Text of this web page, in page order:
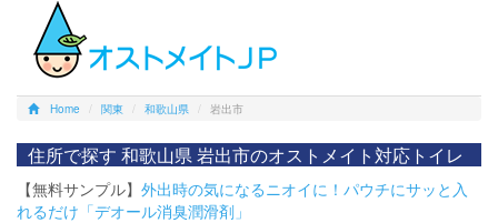
Home 関東 和歌山県 岩出市
住所で探す 和歌山県 岩出市のオストメイト対応トイレ
【無料サンプル】 外出時の気になるニオイに！パウチにサッと入
れるだけ「デオール消臭潤滑剤」